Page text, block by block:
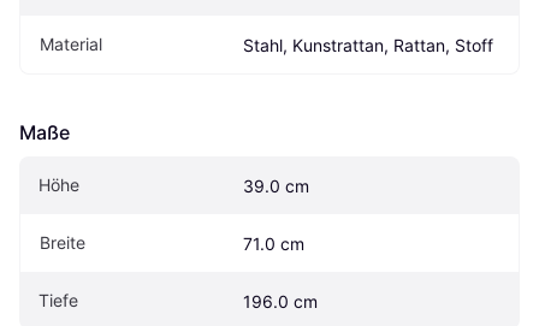
Material Stahl, Kunstrattan, Rattan, Stoff
Maße
Höhe 39.0 cm
Breite 71.0 cm
Tiefe 196.0 cm